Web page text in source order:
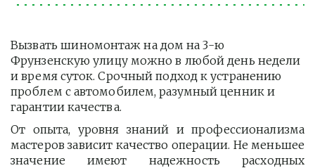
Вызвать шиномонтаж на дом на 3-ю
Фрунзенскую улицу можно в любой день недели
и время суток. Срочный подход к устранению
проблем с автомобилем, разумный ценник и
гарантии качества.
От опыта, уровня знаний и профессионализма
мастеров зависит качество операции. Не меньшее
значение имеют надежность расходных